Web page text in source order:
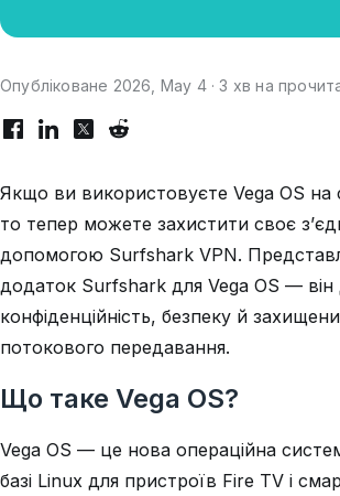
Опубліковане 2026, May 4 · 3 хв на
Якщо ви використовуєте Vega OS на
то тепер можете захистити своє
допомогою Surfshark VPN.
додаток Surfshark для Vega OS — він
конфіденційність, безпеку й
потокового передавання.
Що таке Vega OS?
Vega OS — це нова операційна
базі Linux для пристроїв Fire TV і